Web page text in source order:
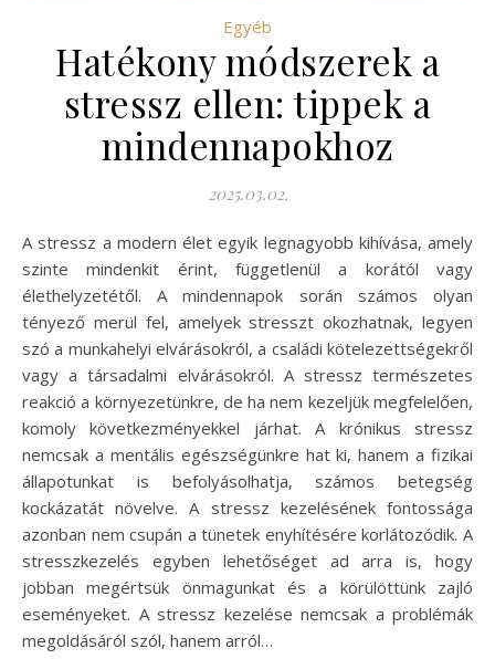
Egyéb
Hatékony módszerek a
stressz ellen: tippek a
mindennapokhoz
2025.03.02.
A stressz a modern élet egyik legnagyobb kihívása, amely
szinte mindenkit érint, függetlenül a korától vagy
élethelyzetétől. A mindennapok során számos olyan
tényező merül fel, amelyek stresszt okozhatnak, legyen
szó a munkahelyi elvárásokról, a családi kötelezettségekről
vagy a társadalmi elvárásokról. A stressz természetes
reakció a környezetünkre, de ha nem kezeljük megfelelően,
komoly következményekkel járhat. A krónikus stressz
nemcsak a mentális egészségünkre hat ki, hanem a fizikai
állapotunkat is befolyásolhatja, számos betegség
kockázatát növelve. A stressz kezelésének fontossága
azonban nem csupán a tünetek enyhítésére korlátozódik. A
stresszkezelés egyben lehetőséget ad arra is, hogy
jobban megértsük önmagunkat és a körülöttünk zajló
eseményeket. A stressz kezelése nemcsak a problémák
megoldásáról szól, hanem arról…